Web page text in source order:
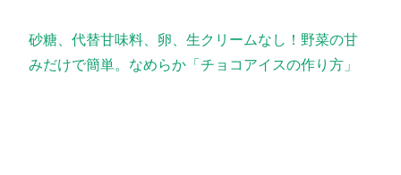
砂糖、代替甘味料、卵、生クリームなし！野菜の甘
みだけで簡単。なめらか「チョコアイスの作り方」